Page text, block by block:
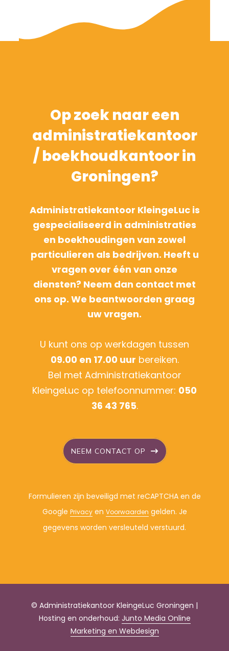
Op zoek naar een
administratiekantoor
/ boekhoudkantoor in
Groningen?
Administratiekantoor KleingeLuc is
gespecialiseerd in administraties
en boekhoudingen van zowel
particulieren als bedrijven. Heeft u
vragen over één van onze
diensten? Neem dan contact met
ons op. We beantwoorden graag
uw vragen.
U kunt ons op werkdagen tussen
09.00 en 17.00 uur bereiken.
Bel met Administratiekantoor
KleingeLuc op telefoonnummer: 050
36 43 765.
NEEM CONTACT OP
Formulieren zijn beveiligd met reCAPTCHA en de
Google Privacyen Voorwaarden gelden. Je
gegevens worden versleuteld verstuurd.
© Administratiekantoor KleingeLuc Groningen |
Hosting en onderhoud: Junto Media Online
Marketing en Webdesign